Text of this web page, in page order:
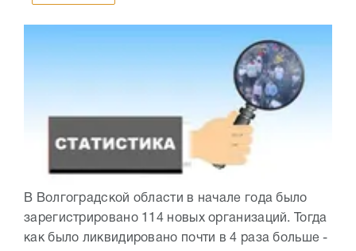
В Волгоградской области в начале года было
зарегистрировано 114 новых организаций. Тогда
как было ликвидировано почти в 4 раза больше -